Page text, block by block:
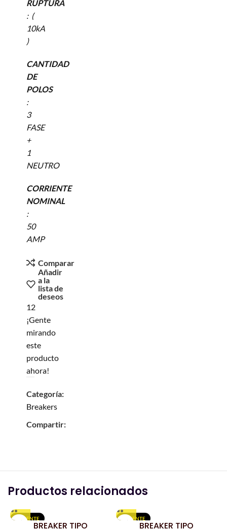
RUPTURA
: (
10kA
)
CANTIDAD
DE
POLOS
:
3
FASE
+
1
NEUTRO
CORRIENTE
NOMINAL
:
50
AMP
Comparar
Añadir
a la
lista de
deseos
12
¡Gente
mirando
este
producto
ahora!
Categoría:
Breakers
Compartir:
Productos relacionados
CALIENTE
BREAKER TIPO
CALIENTE
BREAKER TIPO